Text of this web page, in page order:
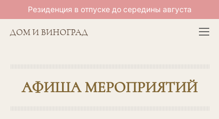
Резиденция в отпуске до середины августа
ДОМ И ВИНОГРАД
АФИША МЕРОПРИЯТИЙ